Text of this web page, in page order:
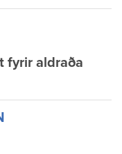
fyrir aldraða